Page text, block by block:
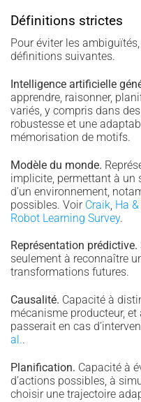
Définitions strictes
Pour éviter les
définitions suivantes.
Intelligence artificielle
apprendre, raisonner,
variés, y compris dans
robustesse et une
mémorisation de motifs.
Modèle du monde.
implicite, permettant à un
d’un environnement,
possibles. Voir Craik Ha
Robot Learning Survey.
Représentation prédictive.
seulement à reconnaître
transformations futures.
Causalité. Capacité à
mécanisme producteur,
passerait en cas
al..
Planification. Capacité à
d’actions possibles, à
choisir une trajectoire